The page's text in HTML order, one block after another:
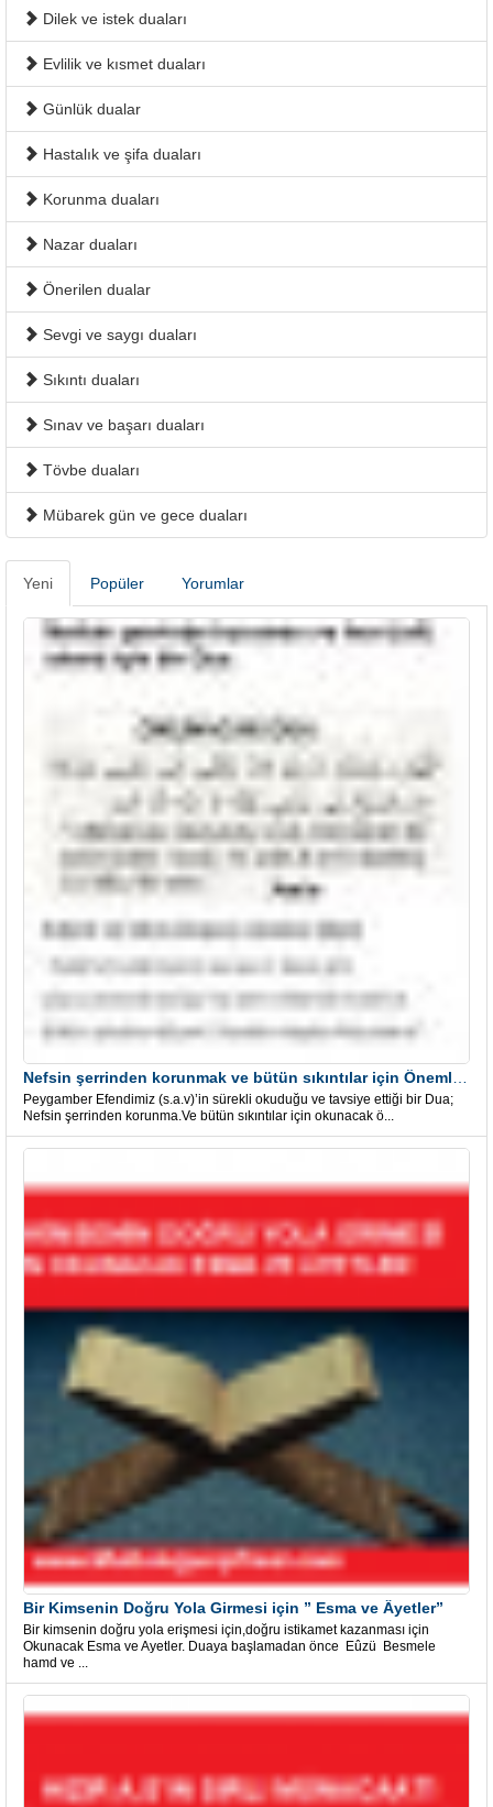
Dilek ve istek duaları
Evlilik ve kısmet duaları
Günlük dualar
Hastalık ve şifa duaları
Korunma duaları
Nazar duaları
Önerilen dualar
Sevgi ve saygı duaları
Sıkıntı duaları
Sınav ve başarı duaları
Tövbe duaları
Mübarek gün ve gece duaları
Yeni Popüler Yorumlar
Peygamber Efendimiz (s.a.v)’in sürekli okuduğu ve tavsiye ettiği bir Dua;
Nefsin şerrinden korunma.Ve bütün sıkıntılar için okunacak ö...
Bir Kimsenin Doğru Yola Girmesi için ” Esma ve Âyetler”
Bir kimsenin doğru yola erişmesi için,doğru istikamet kazanması için
Okunacak Esma ve Ayetler. Duaya başlamadan önce Eûzü Besmele
hamd ve ...